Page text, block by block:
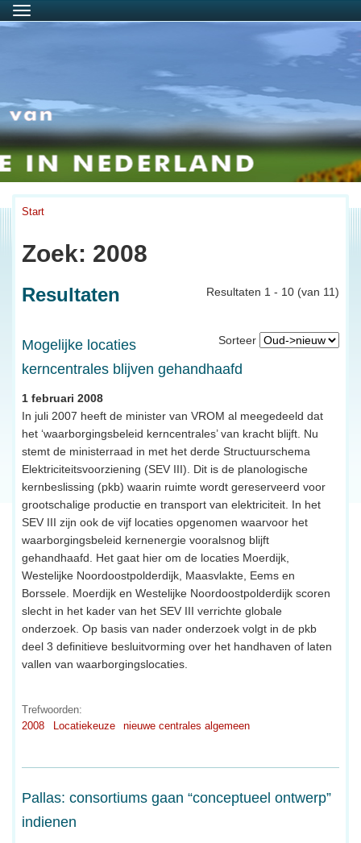
Menu
Start
Zoek: 2008
Resultaten 1 - 10 (van 11)
Resultaten
Sorteer
Mogelijke locaties
kerncentrales blijven gehandhaafd
1 februari 2008
In juli 2007 heeft de minister van VROM al meegedeeld dat
het ‘waarborgingsbeleid kerncentrales’ van kracht blijft. Nu
stemt de ministerraad in met het derde Structuurschema
Elektriciteitsvoorziening (SEV III). Dit is de planologische
kernbeslissing (pkb) waarin ruimte wordt gereserveerd voor
grootschalige productie en transport van elektriciteit. In het
SEV III zijn ook de vijf locaties opgenomen waarvoor het
waarborgingsbeleid kernenergie vooralsnog blijft
gehandhaafd. Het gaat hier om de locaties Moerdijk,
Westelijke Noordoostpolderdijk, Maasvlakte, Eems en
Borssele. Moerdijk en Westelijke Noordoostpolderdijk scoren
slecht in het kader van het SEV III verrichte globale
onderzoek. Op basis van nader onderzoek volgt in de pkb
deel 3 definitieve besluitvorming over het handhaven of laten
vallen van waarborgingslocaties.
Trefwoorden:
2008
Locatiekeuze nieuwe centrales algemeen
Pallas: consortiums gaan “conceptueel ontwerp”
indienen